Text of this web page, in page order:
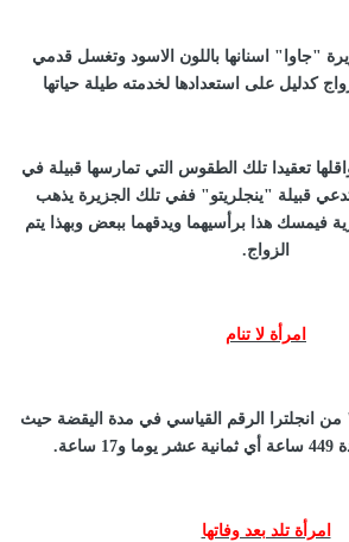
"جاوا" اسنانها باللون الاسود وتغسل قدمي
كدليل على استعدادها لخدمته طيلة حياتها
تعقيدا تلك الطقوس التي تمارسها قبيلة في
قبيلة "ينجلريتو" ففي تلك الجزيرة يذهب
فيمسك هذا برأسيهما ويدقهما ببعض وبهذا يتم
الزواج.
امرأة لا تنام
انجلترا الرقم القياسي في مدة اليقضة حيث
امرأة تلد بعد وفاتها